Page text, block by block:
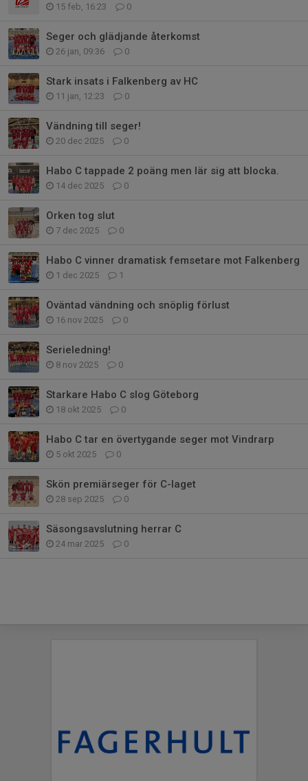
15 feb, 16:23 0
Seger och glädjande återkomst
26 jan, 09:36 0
Stark insats i Falkenberg av HC
11 jan, 12:23 0
Vändning till seger!
20 dec 2025 0
Habo C tappade 2 poäng men lär sig att blocka.
14 dec 2025 0
Orken tog slut
7 dec 2025 0
Habo C vinner dramatisk femsetare mot Falkenberg
1 dec 2025 1
Oväntad vändning och snöplig förlust
16 nov 2025 0
Serieledning!
8 nov 2025 0
Starkare Habo C slog Göteborg
18 okt 2025 0
Habo C tar en övertygande seger mot Vindrarp
5 okt 2025 0
Skön premiärseger för C-laget
28 sep 2025 0
Säsongsavslutning herrar C
24 mar 2025 0